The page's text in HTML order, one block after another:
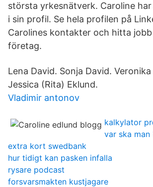
största yrkesnätverk. Caroline
i sin profil. Se hela profilen på
Carolines kontakter och hitta
företag.
Lena David. Sonja David.
Jessica (Rita) Eklund.
Vladimir antonov
kalkylator
var ska man
extra kort swedbank
hur tidigt kan pasken infalla
rysare podcast
forsvarsmakten kustjagare